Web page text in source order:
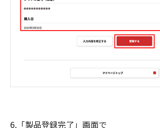
6.「製品登録完了」画面で